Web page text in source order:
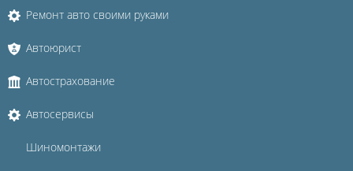
Ремонт авто своими руками
Автоюрист
Автострахование
Автосервисы
Шиномонтажи